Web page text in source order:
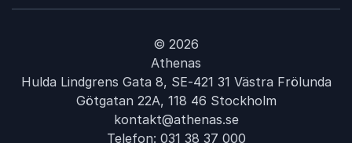
© 2026
Athenas
Hulda Lindgrens Gata 8, SE-421 31 Västra Frölunda
Götgatan 22A, 118 46 Stockholm
kontakt@athenas.se
Telefon: 031 38 37 000